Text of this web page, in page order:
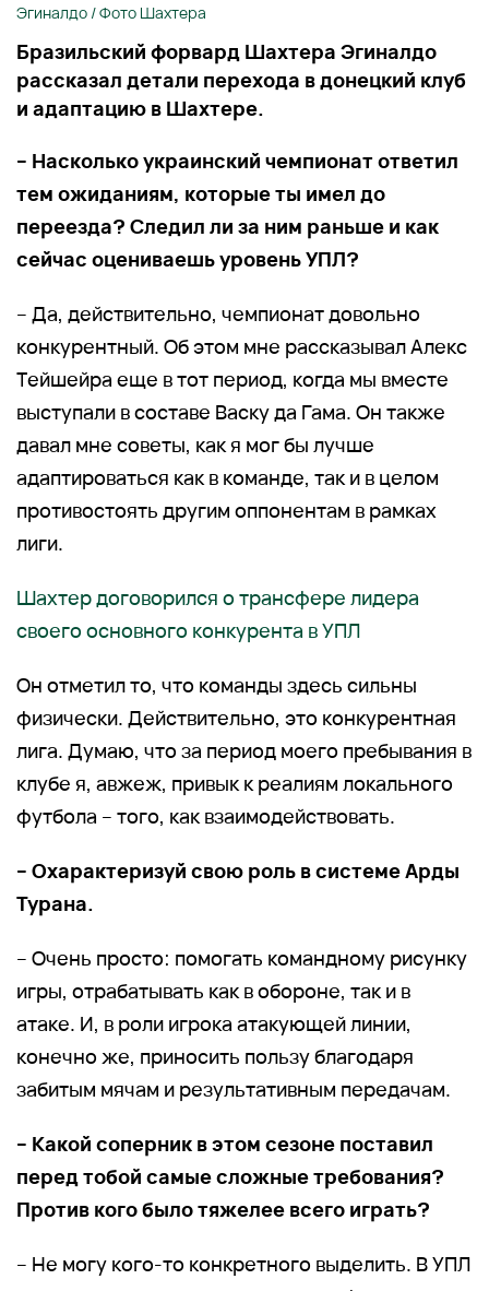
Эгиналдо / Фото Шахтера
Бразильский форвард Шахтера Эгиналдо
рассказал детали перехода в донецкий клуб
и адаптацию в Шахтере.
– Насколько украинский чемпионат ответил
тем ожиданиям, которые ты имел до
переезда? Следил ли за ним раньше и как
сейчас оцениваешь уровень УПЛ?
– Да, действительно, чемпионат довольно
конкурентный. Об этом мне рассказывал Алекс
Тейшейра еще в тот период, когда мы вместе
выступали в составе Васку да Гама. Он также
давал мне советы, как я мог бы лучше
адаптироваться как в команде, так и в целом
противостоять другим оппонентам в рамках
лиги.
Шахтер договорился о трансфере лидера
своего основного конкурента в УПЛ
Он отметил то, что команды здесь сильны
физически. Действительно, это конкурентная
лига. Думаю, что за период моего пребывания в
клубе я, авжеж, привык к реалиям локального
футбола – того, как взаимодействовать.
– Охарактеризуй свою роль в системе Арды
Турана.
– Очень просто: помогать командному рисунку
игры, отрабатывать как в обороне, так и в
атаке. И, в роли игрока атакующей линии,
конечно же, приносить пользу благодаря
забитым мячам и результативным передачам.
– Какой соперник в этом сезоне поставил
перед тобой самые сложные требования?
Против кого было тяжелее всего играть?
– Не могу кого-то конкретного выделить. В УПЛ